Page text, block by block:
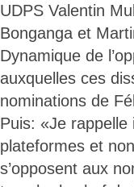
UDPS Valentin
Bonganga et
Dynamique de
auxquelles ces
nominations de
Puis: «Je
plateformes et
s’opposent aux